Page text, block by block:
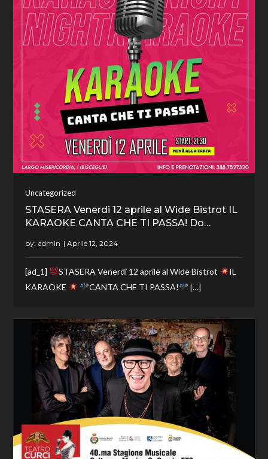
Uncategorized
STASERA Venerdi 12 aprile al Wide Bistrot IL
KARAOKE CANTA CHE TI PASSA! Do…
by: admin
[ad_1] STASERA Venerdi 12 aprile al Wide Bistrot
IL
KARAOKE
CANTA CHE TI PASSA! […]